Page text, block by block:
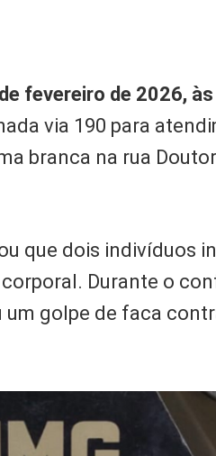
fevereiro de 2026,
via 190 para
branca na rua
que dois indivíduos
Durante o
golpe de faca